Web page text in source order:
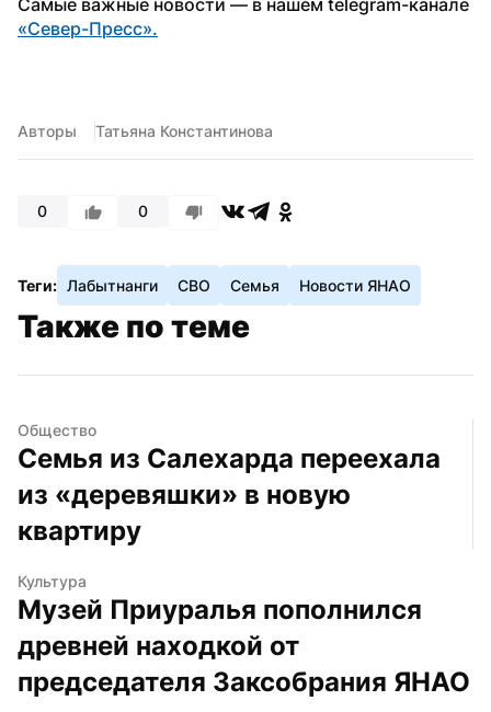
«Север-Пресс».
Авторы Татьяна Константинова
0 0
Теги: Лабытнанги СВО Семья Новости ЯНАО
Также по теме
Общество
Семья из Салехарда переехала
из «деревяшки» в новую
квартиру
Культура
Музей Приуралья пополнился
древней находкой от
председателя Заксобрания ЯНАО